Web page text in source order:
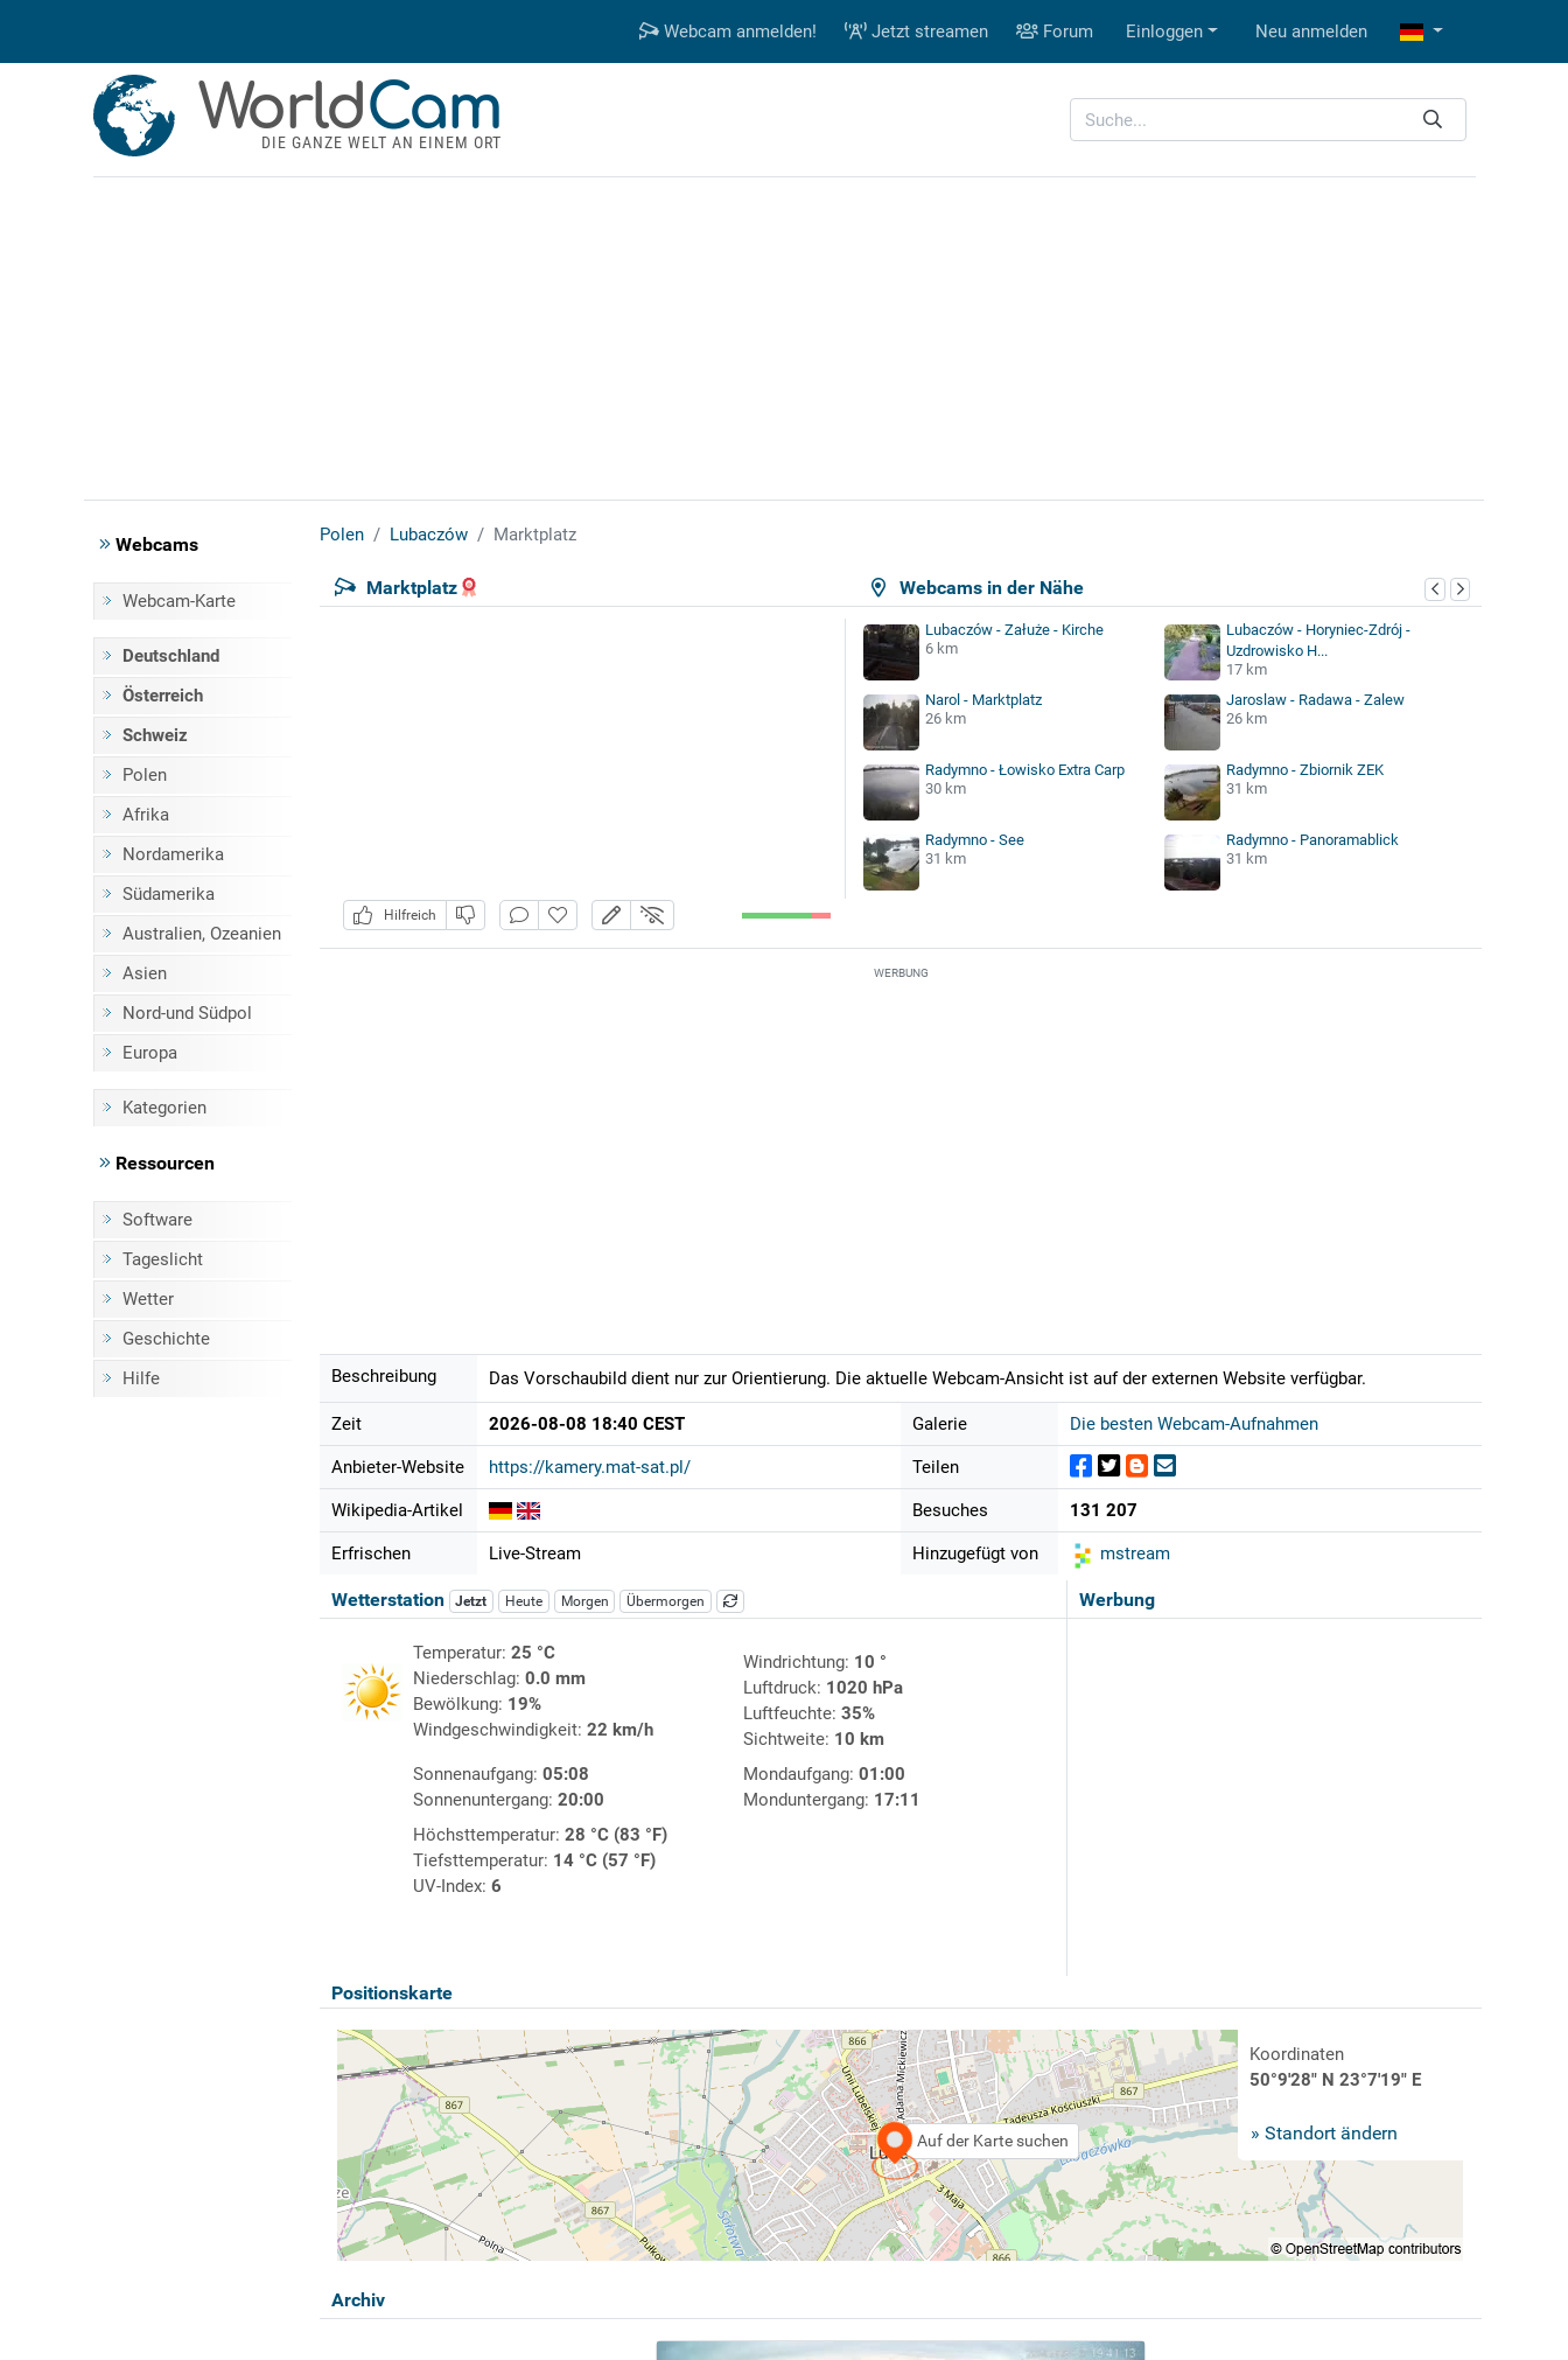
Webcam anmelden! Jetzt streamen Forum Einloggen Neu anmelden
WorldCam
DIE GANZE WELT AN EINEM ORT
Webcams
Webcam-Karte
Deutschland
Österreich
Schweiz
Polen
Afrika
Nordamerika
Südamerika
Australien, Ozeanien
Asien
Nord-und Südpol
Europa
Kategorien
Ressourcen
Software
Tageslicht
Wetter
Geschichte
Hilfe
Polen Lubaczów Marktplatz
Webcams in der Nähe
Marktplatz
Hilfreich
Lubaczów - Załuże - Kirche
6 km
Lubaczów - Horyniec-Zdrój -
Uzdrowisko H...
17 km
Narol - Marktplatz
26 km
Jaroslaw - Radawa - Zalew
26 km
Radymno - Łowisko Extra Carp
30 km
Radymno - Zbiornik ZEK
31 km
Radymno - See
31 km
Radymno - Panoramablick
31 km
WERBUNG
Beschreibung Das Vorschaubild dient nur zur Orientierung. Die aktuelle Webcam-Ansicht ist auf der externen Website verfügbar.
Zeit 2026-08-08 18:40 CEST
Anbieter-Website https://kamery.mat-sat.pl/
Wikipedia-Artikel
Erfrischen Live-Stream
Galerie Die besten Webcam-Aufnahmen
Teilen
Besuches 131 207
Hinzugefügt von mstream
Werbung
Wetterstation Jetzt Heute Morgen Übermorgen
Temperatur: 25 °C
Niederschlag: 0.0 mm
Bewölkung: 19%
Windgeschwindigkeit: 22 km/h
Windrichtung: 10 °
Luftdruck: 1020 hPa
Luftfeuchte: 35%
Sichtweite: 10 km
Sonnenaufgang: 05:08
Sonnenuntergang: 20:00
Mondaufgang: 01:00
Monduntergang: 17:11
Höchsttemperatur: 28 °C (83 °F)
Tiefsttemperatur: 14 °C (57 °F)
UV-Index: 6
Positionskarte
Auf der Karte suchen
Koordinaten
50°9'28" N 23°7'19" E
» Standort ändern
Archiv